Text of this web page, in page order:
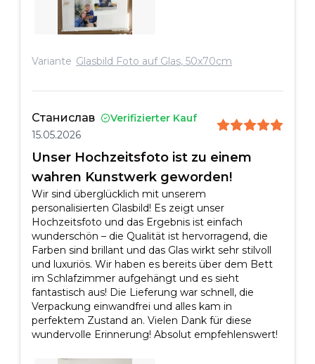
Variante Glasbild Foto auf Glas, 50x70cm
Станислав
Verifizierter Kauf
15.05.2026
Unser Hochzeitsfoto ist zu einem
wahren Kunstwerk geworden!
Wir sind überglücklich mit unserem
personalisierten Glasbild! Es zeigt unser
Hochzeitsfoto und das Ergebnis ist einfach
wunderschön – die Qualität ist hervorragend, die
Farben sind brillant und das Glas wirkt sehr stilvoll
und luxuriös. Wir haben es bereits über dem Bett
im Schlafzimmer aufgehängt und es sieht
fantastisch aus! Die Lieferung war schnell, die
Verpackung einwandfrei und alles kam in
perfektem Zustand an. Vielen Dank für diese
wundervolle Erinnerung! Absolut empfehlenswert!